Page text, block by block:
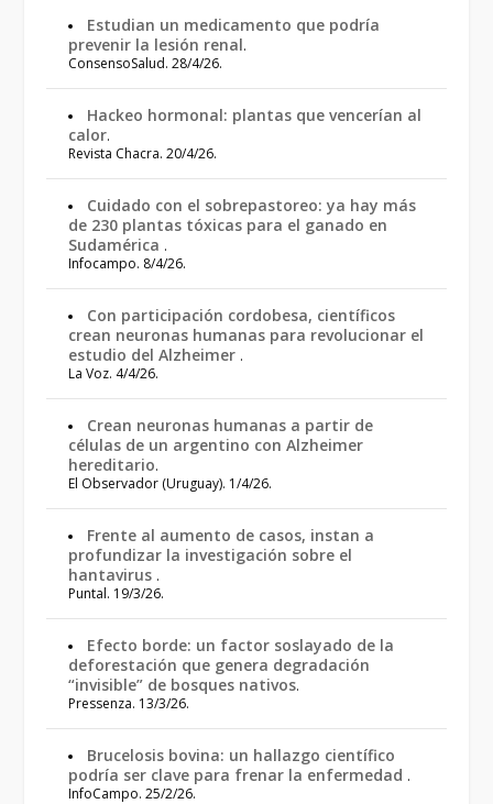
Estudian un medicamento que podría
prevenir la lesión renal.
ConsensoSalud. 28/4/26.
Hackeo hormonal: plantas que vencerían al
calor.
Revista Chacra. 20/4/26.
Cuidado con el sobrepastoreo: ya hay más
de 230 plantas tóxicas para el ganado en
Sudamérica .
Infocampo. 8/4/26.
Con participación cordobesa, científicos
crean neuronas humanas para revolucionar el
estudio del Alzheimer .
La Voz. 4/4/26.
Crean neuronas humanas a partir de
células de un argentino con Alzheimer
hereditario.
El Observador (Uruguay). 1/4/26.
Frente al aumento de casos, instan a
profundizar la investigación sobre el
hantavirus .
Puntal. 19/3/26.
Efecto borde: un factor soslayado de la
deforestación que genera degradación
“invisible” de bosques nativos.
Pressenza. 13/3/26.
Brucelosis bovina: un hallazgo científico
podría ser clave para frenar la enfermedad .
InfoCampo. 25/2/26.